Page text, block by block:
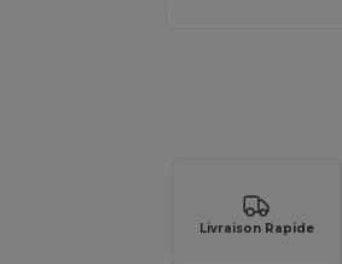
Livraison Rapide